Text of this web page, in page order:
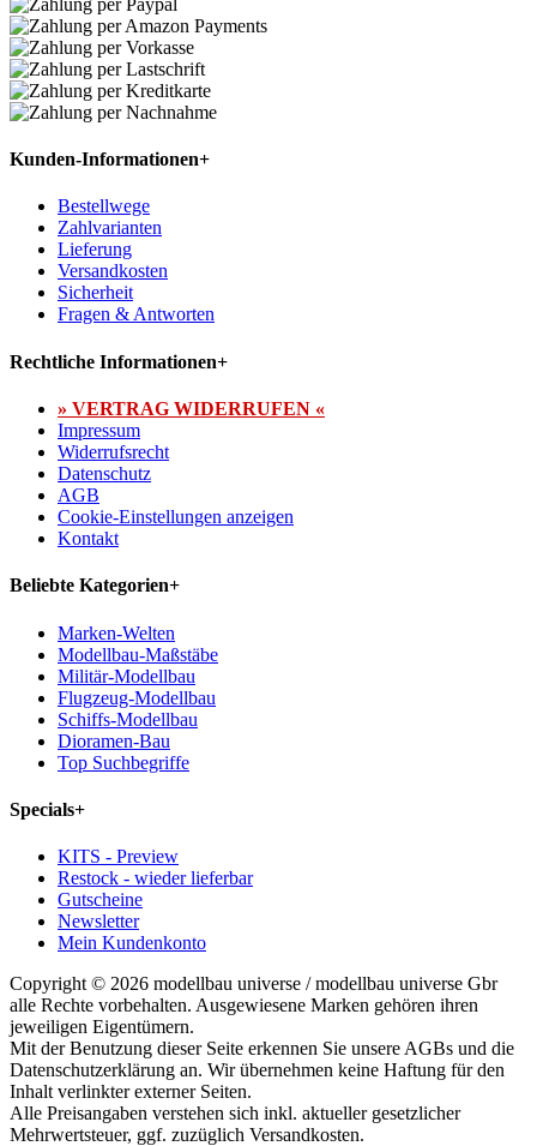
Kunden-Informationen+
Bestellwege
Zahlvarianten
Lieferung
Versandkosten
Sicherheit
Fragen & Antworten
Rechtliche Informationen+
» VERTRAG WIDERRUFEN «
Impressum
Widerrufsrecht
Datenschutz
AGB
Cookie-Einstellungen anzeigen
Kontakt
Beliebte Kategorien+
Marken-Welten
Modellbau-Maßstäbe
Militär-Modellbau
Flugzeug-Modellbau
Schiffs-Modellbau
Dioramen-Bau
Top Suchbegriffe
Specials+
KITS - Preview
Restock - wieder lieferbar
Gutscheine
Newsletter
Mein Kundenkonto
Copyright © 2026 modellbau universe / modellbau universe Gbr
alle Rechte vorbehalten. Ausgewiesene Marken gehören ihren
jeweiligen Eigentümern.
Mit der Benutzung dieser Seite erkennen Sie unsere AGBs und die
Datenschutzerklärung an. Wir übernehmen keine Haftung für den
Inhalt verlinkter externer Seiten.
Alle Preisangaben verstehen sich inkl. aktueller gesetzlicher
Mehrwertsteuer, ggf. zuzüglich Versandkosten.